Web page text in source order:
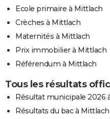
Ecole primaire à Mittlach
Crèches à Mittlach
Maternités à Mittlach
Prix immobilier à Mittlach
Référendum à Mittlach
Tous les résultats
Résultat municipale 2026
Résultats du bac à Mittlach